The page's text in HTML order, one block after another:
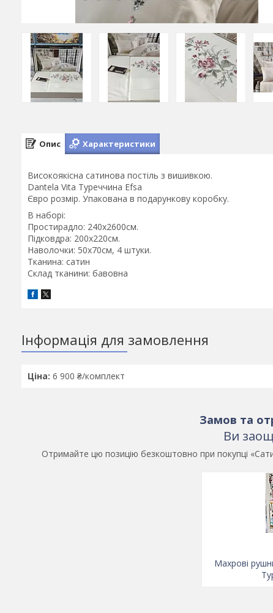
Опис Характеристики
Високоякісна сатинова постіль з вишивкою.
Dantela Vita Туреччина Efsa
Євро розмір. Упакована в подарункову коробку.
В наборі:
Простирадло: 240х2600см.
Підковдра: 200х220см.
Наволочки: 50х70см, 4 штуки.
Тканина: сатин
Склад тканини: бавовна
Інформація для замовлення
Ціна: 6 900 ₴/комплект
Замов та
Ви
Отримайте цю позицію безкоштовно при покупці
Махрові